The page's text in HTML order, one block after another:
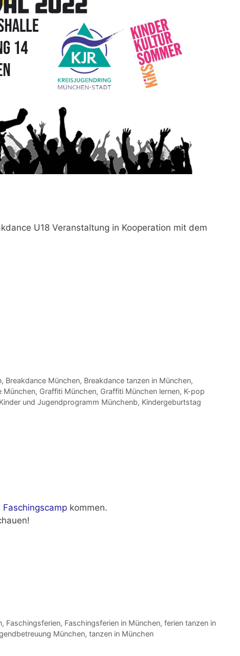
U18 Veranstaltung in Kooperation mit dem
, Breakdance München, Breakdance tanzen in München,
München, Graffiti München, Graffiti München lernen, K-pop
Kinder und Jugendprogramm Münchenb, Kindergeburtstag
Faschingscampkommen.
, Faschingsferien, Faschingsferien in München, ferien tanzen in
München, tanzen in München